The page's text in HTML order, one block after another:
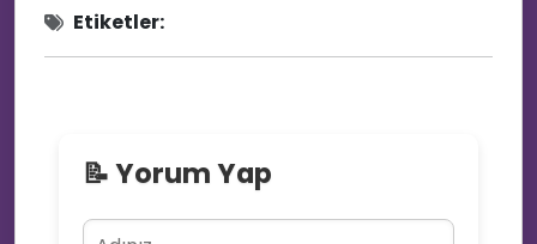
Etiketler:
📝 Yorum Yap